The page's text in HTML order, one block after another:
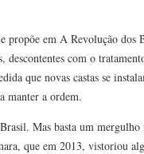
em A Revolução
com o
que novas castas se
manter a ordem.
Mas basta um
que em 2013, vistoriou